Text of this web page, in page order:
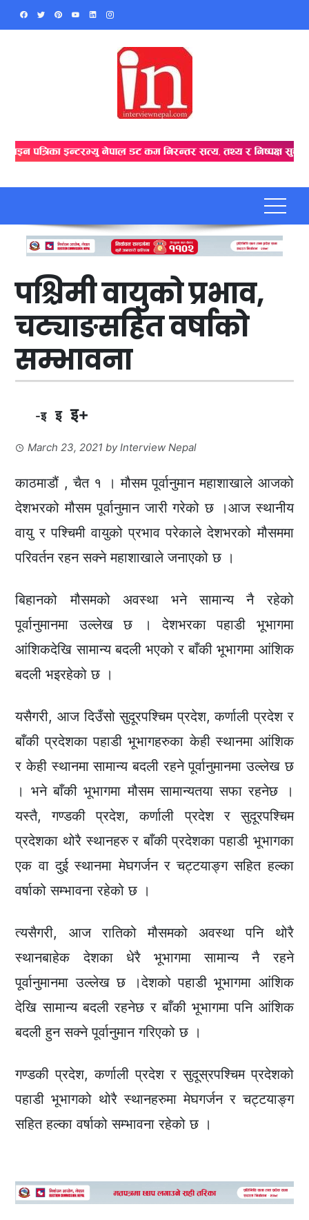
Skip
पश्चिमी वायुको प्रभाव,
चट्याङसहित वर्षाको
सम्भावना
-इ इ इ+
March 23, 2021 byInterview Nepal
काठमाडौं , चैत १ । मौसम पूर्वानुमान महाशाखाले आजको
देशभरको मौसम पूर्वानुमान जारी गरेको छ ।आज स्थानीय
वायु र पश्चिमी वायुको प्रभाव परेकाले देशभरको मौसममा
परिवर्तन रहन सक्ने महाशाखाले जनाएको छ ।
बिहानको मौसमको अवस्था भने सामान्य नै रहेको
पूर्वानुमानमा उल्लेख छ । देशभरका पहाडी भूभागमा
आंशिकदेखि सामान्य बदली भएको र बाँकी भूभागमा आंशिक
बदली भइरहेको छ ।
यसैगरी, आज दिउँसो सुदूरपश्चिम प्रदेश, कर्णाली प्रदेश र
बाँकी प्रदेशका पहाडी भूभागहरुका केही स्थानमा आंशिक
र केही स्थानमा सामान्य बदली रहने पूर्वानुमानमा उल्लेख छ
। भने बाँकी भूभागमा मौसम सामान्यतया सफा रहनेछ ।
यस्तै, गण्डकी प्रदेश, कर्णाली प्रदेश र सुदूरपश्चिम
प्रदेशका थोरै स्थानहरु र बाँकी प्रदेशका पहाडी भूभागका
एक वा दुई स्थानमा मेघगर्जन र चट्टयाङ्ग सहित हल्का
वर्षाको सम्भावना रहेको छ ।
त्यसैगरी, आज रातिको मौसमको अवस्था पनि थोरै
स्थानबाहेक देशका धेरै भूभागमा सामान्य नै रहने
पूर्वानुमानमा उल्लेख छ ।देशको पहाडी भूभागमा आंशिक
देखि सामान्य बदली रहनेछ र बाँकी भूभागमा पनि आंशिक
बदली हुन सक्ने पूर्वानुमान गरिएको छ ।
गण्डकी प्रदेश, कर्णाली प्रदेश र सुदूस्रपश्चिम प्रदेशको
पहाडी भूभागको थोरै स्थानहरुमा मेघगर्जन र चट्टयाङ्ग
सहित हल्का वर्षाको सम्भावना रहेको छ ।